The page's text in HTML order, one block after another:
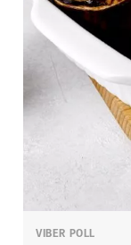
VIBER POLL